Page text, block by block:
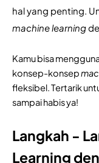
machine learning
Kamu bisa
konsep-konsep
fleksibel. Tertarik
sampai habis ya!
Langkah -
Learning